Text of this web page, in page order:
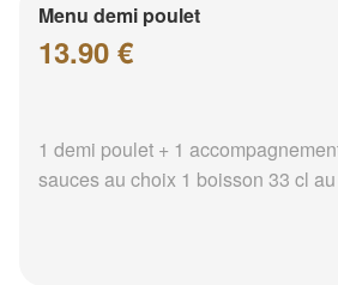
Menu demi poulet
13.90 €
1 demi poulet + 1
sauces au choix 1 boisson 33 cl